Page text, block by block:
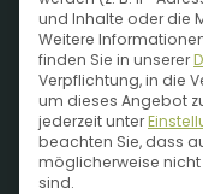
und Inhalte oder die
Weitere
finden Sie in unserer
Verpflichtung, in die
um dieses Angebot
jederzeit unter
beachten Sie, dass
möglicherweise
sind.